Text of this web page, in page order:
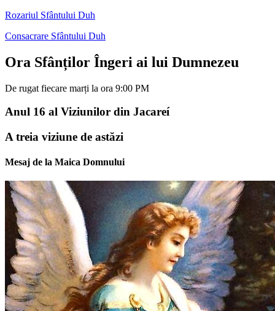
Rozariul Sfântului Duh
Consacrare Sfântului Duh
Ora Sfânților Îngeri ai lui Dumnezeu
De rugat fiecare marți la ora 9:00 PM
Anul 16 al Viziunilor din Jacareí
A treia viziune de astăzi
Mesaj de la Maica Domnului